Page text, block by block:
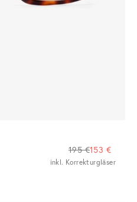
195 €153 €
inkl. Korrekturgläser